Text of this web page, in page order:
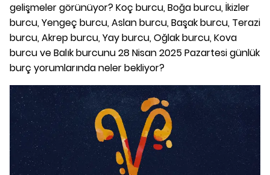
gelişmeler görünüyor? Koç burcu, Boğa burcu, İkizler
burcu, Yengeç burcu, Aslan burcu, Başak burcu, Terazi
burcu, Akrep burcu, Yay burcu, Oğlak burcu, Kova
burcu ve Balık burcunu 28 Nisan 2025 Pazartesi günlük
burç yorumlarında neler bekliyor?